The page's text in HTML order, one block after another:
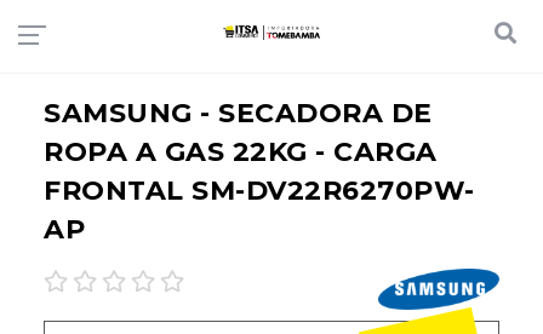
SAMSUNG - SECADORA DE
ROPA A GAS 22KG - CARGA
FRONTAL SM-DV22R6270PW-
AP